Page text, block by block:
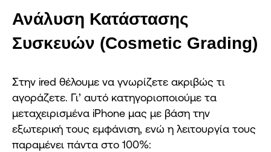
Ανάλυση Κατάστασης
Συσκευών (Cosmetic Grading)
Στην ired θέλουμε να γνωρίζετε ακριβώς τι
αγοράζετε. Γι’ αυτό κατηγοριοποιούμε τα
μεταχειρισμένα iPhone μας με βάση την
εξωτερική τους εμφάνιση, ενώ η λειτουργία τους
παραμένει πάντα στο 100%: